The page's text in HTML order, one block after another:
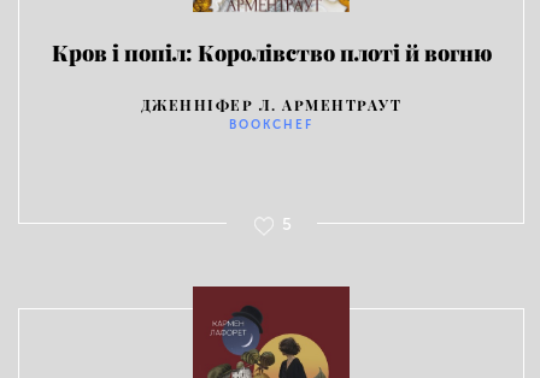
Кров і попіл: Королівство плоті й вогню
ДЖЕННІФЕР Л. АРМЕНТРАУТ
BOOKCHEF
5